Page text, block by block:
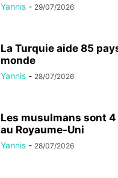
Yannis - 29/07/2026
La Turquie aide 85
monde
Yannis - 28/07/2026
Les musulmans sont
au Royaume-Uni
Yannis - 28/07/2026